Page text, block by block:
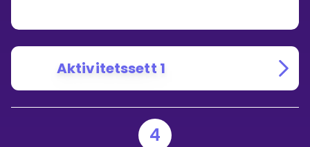
Aktivitetssett 1
4